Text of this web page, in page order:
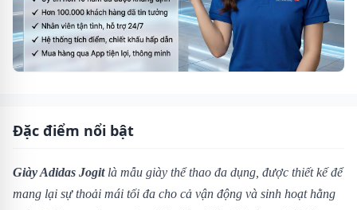
Đặc điểm nổi bật
Giày Adidas Jogitlà mẫu giày thể thao đa dụng, được thiết kế để
mang lại sự thoải mái tối đa cho cả vận động và sinh hoạt hằng